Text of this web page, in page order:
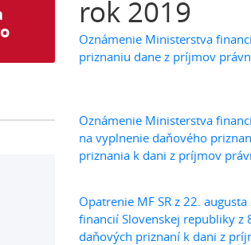
rok 2019
Oznámenie Ministerstva
priznaniu dane z príjmov
Oznámenie Ministerstva
na vyplnenie daňového
priznania k dani z príjmov
Opatrenie MF SR z 22.
financií Slovenskej republiky
daňových priznaní k dani z